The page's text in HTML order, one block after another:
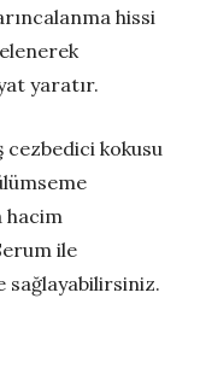
hissi
yaratır.
kokusu
hacim
ile
sağlayabilirsiniz.